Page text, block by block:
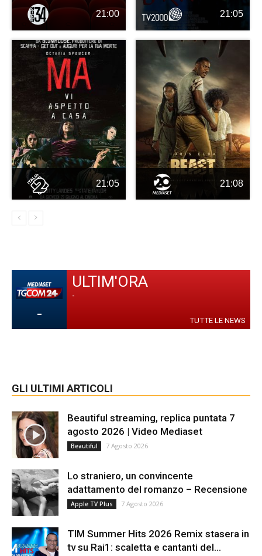
21:00 21:05
21:05 21:08
-
ULTIM'ORA
-
TUTTE LE NEWS
GLI ULTIMI ARTICOLI
Beautiful streaming, replica puntata 7
agosto 2026 | Video Mediaset
Beautiful 7 Agosto 2026
Lo straniero, un convincente
adattamento del romanzo – Recensione
Apple TV Plus 7 Agosto 2026
TIM Summer Hits 2026 Remix stasera in
tv su Rai1: scaletta e cantanti del...